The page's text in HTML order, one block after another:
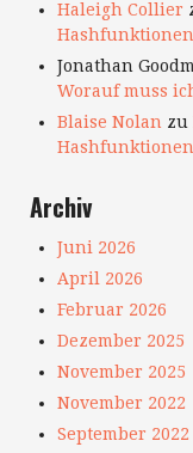
Haleigh Collier
Hashfunktionen
Jonathan
Worauf muss
Blaise Nolan zu
Hashfunktionen
Archiv
Juni 2026
April 2026
Februar 2026
Dezember 2025
November 2025
November 2022
September 2022